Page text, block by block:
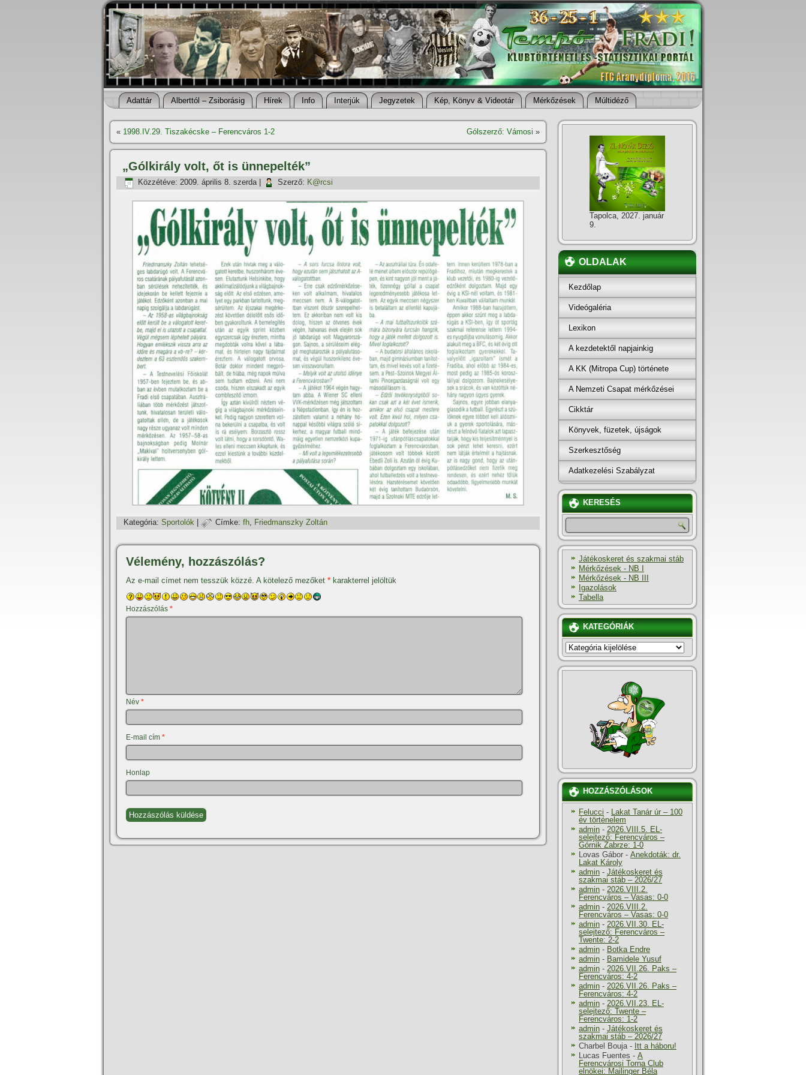
Adattár Alberttól – Zsiborásig Hí­rek Info Interjúk Jegyzetek Kép, Könyv & Videotár Mérkőzések Múltidéző
« 1998.IV.29. Tiszakécske – Ferencváros 1-2 Gólszerző: Vámosi »
„Gólkirály volt, őt is ünnepelték”
Közzétéve: 2009. április 8. szerda| Szerző: K@rcsi
Kategória: Sportolók Címke: fh, Friedmanszky Zoltán
Vélemény, hozzászólás?
Az e-mail címet nem tesszük közzé. A kötelező mezőket * karakterrel jelöltük
Hozzászólás *
Név *
E-mail cím *
Honlap
Tapolca, 2027. január
9.
OLDALAK
Kezdőlap
Videógaléria
Lexikon
A kezdetektől napjainkig
A KK (Mitropa Cup) története
A Nemzeti Csapat mérkőzései
Cikktár
Könyvek, füzetek, újságok
Szerkesztőség
Adatkezelési Szabályzat
KERESÉS
Játékoskeret és szakmai stáb
Mérkőzések - NB I
Mérkőzések - NB III
Igazolások
Tabella
KATEGÓRIÁK
KATEGÓRIÁK
HOZZÁSZÓLÁSOK
Felucci - Lakat Tanár úr – 100
év történelem
admin - 2026.VIII.5. EL-
selejtező: Ferencváros –
Górnik Zabrze: 1-0
Lovas Gábor - Anekdoták: dr.
Lakat Károly
admin - Játékoskeret és
szakmai stáb – 2026/27
admin - 2026.VIII.2.
Ferencváros – Vasas: 0-0
admin - 2026.VIII.2.
Ferencváros – Vasas: 0-0
admin - 2026.VII.30. EL-
selejtező: Ferencváros –
Twente: 2-2
admin - Botka Endre
admin - Bamidele Yusuf
admin - 2026.VII.26. Paks –
Ferencváros: 4-2
admin - 2026.VII.26. Paks –
Ferencváros: 4-2
admin - 2026.VII.23. EL-
selejtező: Twente –
Ferencváros: 1-2
admin - Játékoskeret és
szakmai stáb – 2026/27
Charbel Bouja- Itt a háboru!
Lucas Fuentes - A
Ferencvárosi Torna Club
elnökei: Mailinger Béla